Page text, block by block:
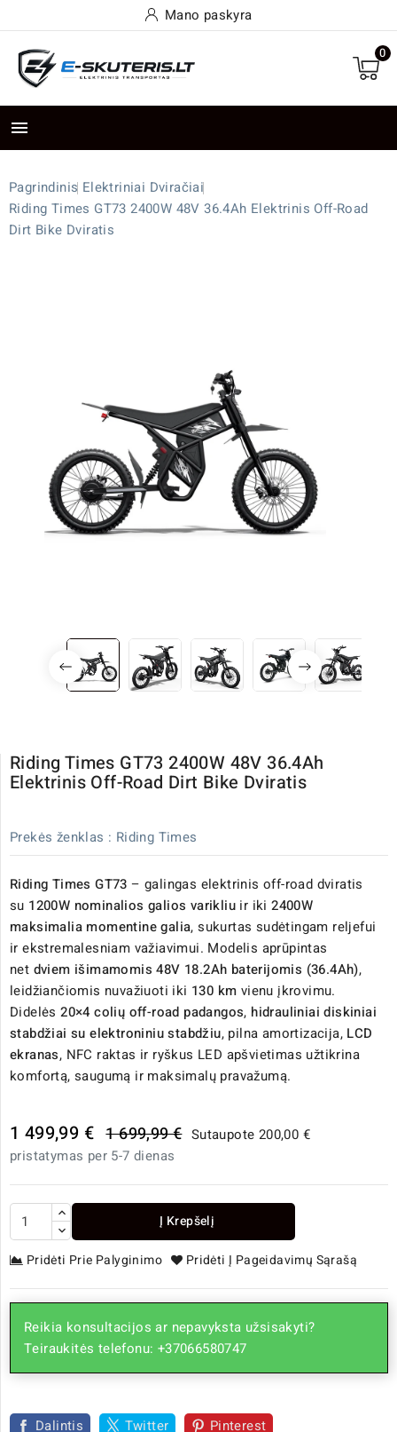
Mano paskyra
0

Pagrindinis Elektriniai Dviračiai
Riding Times GT73 2400W 48V 36.4Ah Elektrinis Off-Road
Dirt Bike Dviratis
Riding Times GT73 2400W 48V 36.4Ah
Elektrinis Off-Road Dirt Bike Dviratis
Prekės ženklas : Riding Times
Riding Times GT73 – galingas elektrinis off-road dviratis
su 1200W nominalios galios varikliu ir iki2400W
maksimalia momentine galia, sukurtas sudėtingam reljefui
ir ekstremalesniam važiavimui. Modelis aprūpintas
net dviem išimamomis 48V 18.2Ah baterijomis (36.4Ah),
leidžiančiomis nuvažiuoti iki 130 km vienu įkrovimu.
Didelės20×4 colių off-road padangos, hidrauliniai diskiniai
stabdžiai su elektroniniu stabdžiu, pilna amortizacija, LCD
ekranas, NFC raktas ir ryškus LED apšvietimas užtikrina
komfortą, saugumą ir maksimalų pravažumą.
1 499,99 € 1 699,99 € Sutaupote 200,00 €
pristatymas per 5-7 dienas
Į Krepšelį
Pridėti Prie Palyginimo Pridėti Į Pageidavimų Sąrašą
Reikia konsultacijos ar nepavyksta užsisakyti?
Teiraukitės telefonu: +37066580747
Dalintis Twitter Pinterest